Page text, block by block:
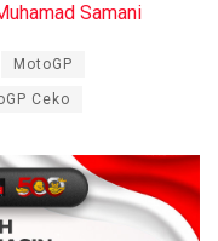
Samani
MotoGP
Ceko